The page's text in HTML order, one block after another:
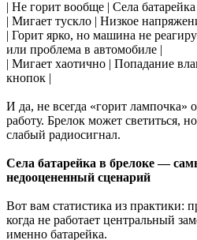
| Не горит вообще | Села
| Мигает тускло | Низкое
| Горит ярко, но машина не
или проблема в автомобиле |
| Мигает хаотично | Попадание
кнопок |
И да, не всегда «горит лампочка»
работу. Брелок может светиться,
слабый радиосигнал.
Села батарейка в брелоке —
недооцененный сценарий
Вот вам статистика из практики:
когда не работает центральный
именно батарейка.